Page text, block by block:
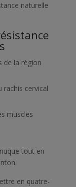
naturelle
de la région
rachis cervical
muscles
tout en
en quatre-